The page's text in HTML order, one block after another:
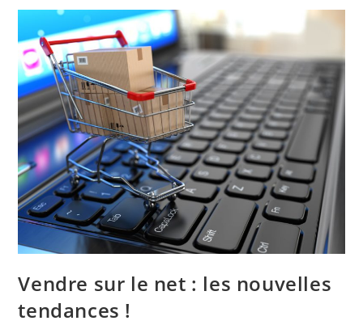
Marketing
!
Vendre sur le net : les nouvelles
tendances !